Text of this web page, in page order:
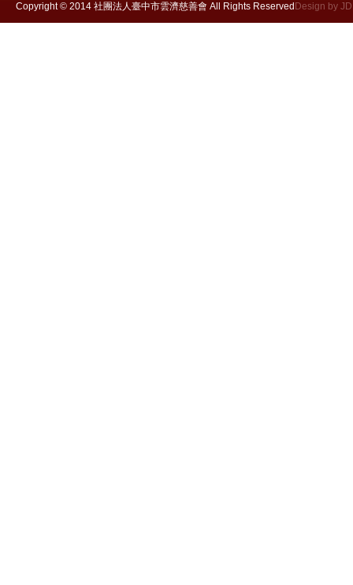
Copyright © 2014 社團法人臺中市雲濟慈善會 All Rights Reserved Design by